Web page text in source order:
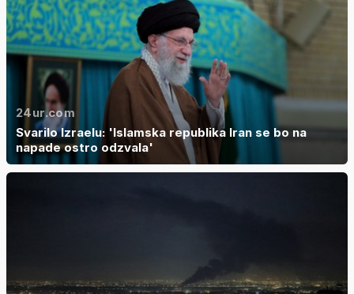
24ur.com
Svarilo Izraelu: 'Islamska republika Iran se bo na
napade ostro odzvala'